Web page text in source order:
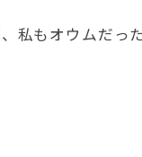
私もオウムだっ